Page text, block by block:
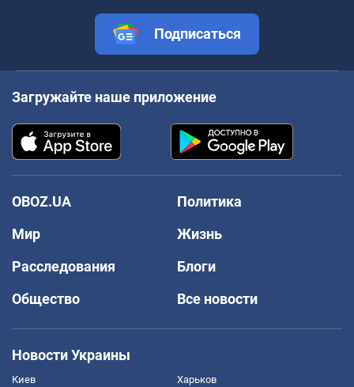
Подписаться
Загружайте наше приложение
OBOZ.UA
Политика
Мир
Жизнь
Расследования
Блоги
Общество
Все новости
Новости Украины
Киев Харьков